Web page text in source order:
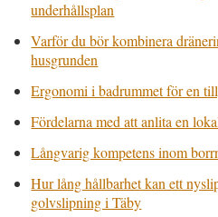
underhållsplan
Varför du bör kombinera
husgrunden
Ergonomi i badrummet för en
Fördelarna med att anlita en
Långvarig kompetens inom
Hur lång hållbarhet kan ett
golvslipning i Täby